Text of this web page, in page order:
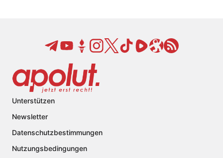
Unterstützen
Newsletter
Datenschutzbestimmungen
Nutzungsbedingungen